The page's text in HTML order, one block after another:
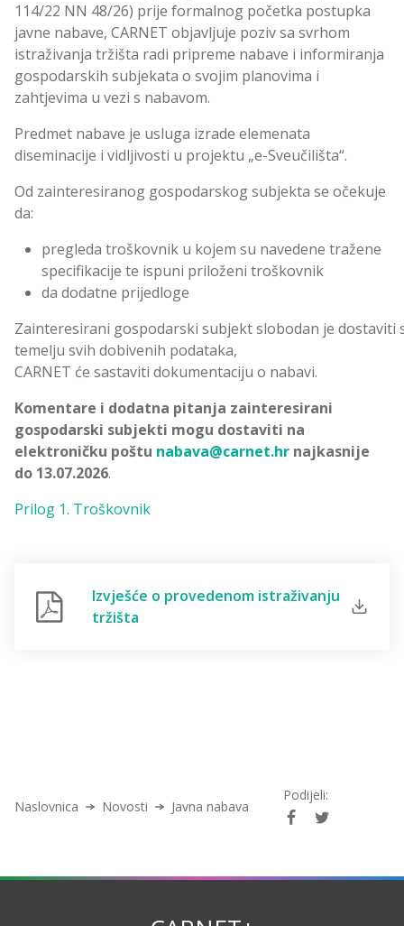
114/22 NN 48/26) prije formalnog početka postupka
javne nabave, CARNET objavljuje poziv sa svrhom
istraživanja tržišta radi pripreme nabave i informiranja
gospodarskih subjekata o svojim planovima i
zahtjevima u vezi s nabavom.
Predmet nabave je usluga izrade elemenata
diseminacije i vidljivosti u projektu „e-Sveučilišta“.
Od zainteresiranog gospodarskog subjekta se očekuje
da:
pregleda troškovnik u kojem su navedene tražene
specifikacije te ispuni priloženi troškovnik
da dodatne prijedloge
Zainteresirani gospodarski subjekt slobodan je dostaviti
temelju svih dobivenih podataka,
CARNET će sastaviti dokumentaciju o nabavi.
Komentare i dodatna pitanja zainteresirani
gospodarski subjekti mogu dostaviti na
elektroničku poštu nabava@carnet.hr najkasnije
do 13.07.2026.
Prilog 1. Troškovnik
Izvješće o provedenom istraživanju
tržišta
Naslovnica Novosti Javna nabava
Podijeli: